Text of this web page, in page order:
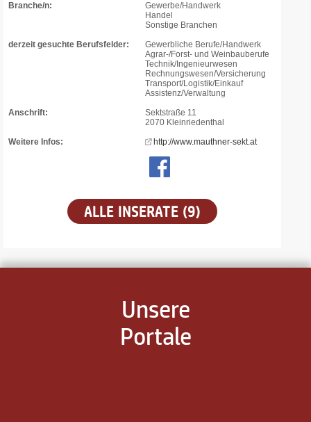
Branche/n:
Gewerbe/Handwerk
Handel
Sonstige Branchen
derzeit gesuchte Berufsfelder:
Gewerbliche Berufe/Handwerk
Agrar-/Forst- und Weinbauberufe
Technik/Ingenieurwesen
Rechnungswesen/Versicherung
Transport/Logistik/Einkauf
Assistenz/Verwaltung
Anschrift:
Sektstraße 11
2070 Kleinriedenthal
Weitere Infos:
http://www.mauthner-sekt.at
ALLE INSERATE (9)
Unsere
Portale